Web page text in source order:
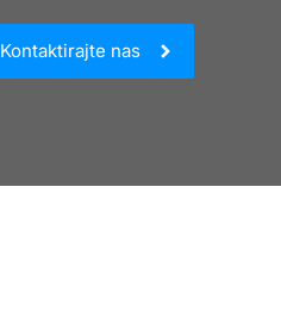
Kontaktirajte nas